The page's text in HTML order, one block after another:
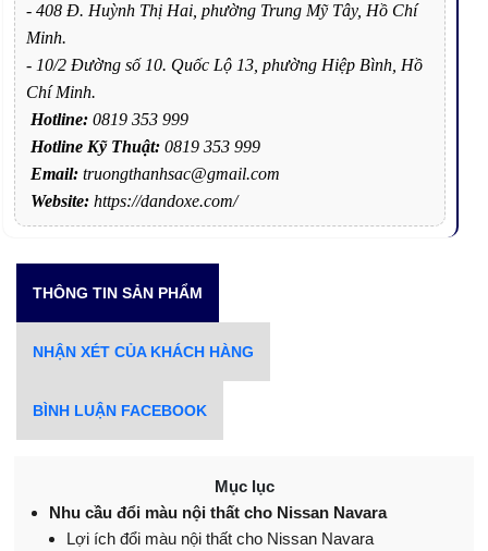
- 408 Đ. Huỳnh Thị Hai, phường Trung Mỹ Tây, Hồ Chí
Minh.
- 10/2 Đường số 10. Quốc Lộ 13, phường Hiệp Bình, Hồ
Chí Minh.
Hotline: 0819 353 999
Hotline Kỹ Thuật: 0819 353 999
Email: truongthanhsac@gmail.com
Website: https://dandoxe.com/
THÔNG TIN SẢN PHẨM
NHẬN XÉT CỦA KHÁCH HÀNG
BÌNH LUẬN FACEBOOK
Mục lục
Nhu cầu đổi màu nội thất cho Nissan Navara
Lợi ích đổi màu nội thất cho Nissan Navara